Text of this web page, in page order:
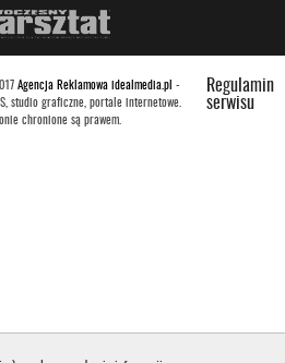
Agencja Reklamowa idealmedia.pl -
studio graficzne, portale internetowe.
chronione są prawem.
Regulamin
serwisu